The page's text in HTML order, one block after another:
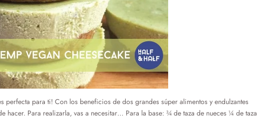
perfecta para ti! Con los beneficios de dos grandes súper alimentos y endulzantes
hacer. Para realizarla, vas a necesitar… Para la base: ¾ de taza de nueces ¼ de taza